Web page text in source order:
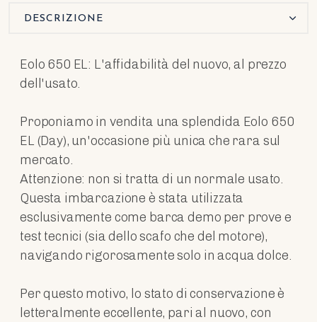
DESCRIZIONE
Eolo 650 EL: L'affidabilità del nuovo, al prezzo
dell'usato.
Proponiamo in vendita una splendida Eolo 650
EL (Day), un'occasione più unica che rara sul
mercato.
Attenzione: non si tratta di un normale usato.
Questa imbarcazione è stata utilizzata
esclusivamente come barca demo per prove e
test tecnici (sia dello scafo che del motore),
navigando rigorosamente solo in acqua dolce.
Per questo motivo, lo stato di conservazione è
letteralmente eccellente, pari al nuovo, con